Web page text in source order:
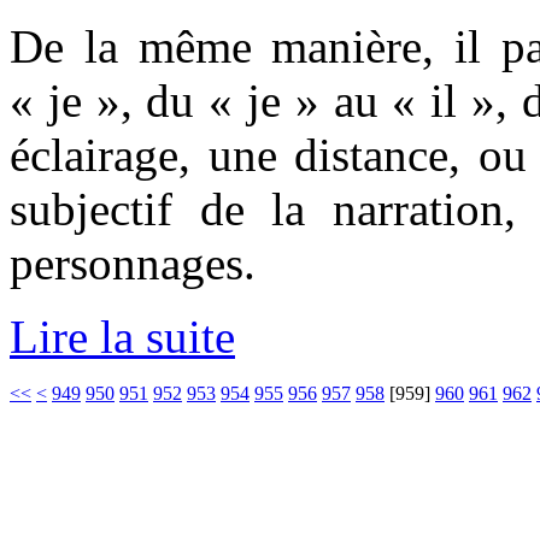
De la même manière, il
« je », du « je » au « il »,
éclairage, une distance,
subjectif de la
personnages.
Lire la suite
<< < 949 950 951 952 953 954 955 956 957 958 [959] 960 961 962